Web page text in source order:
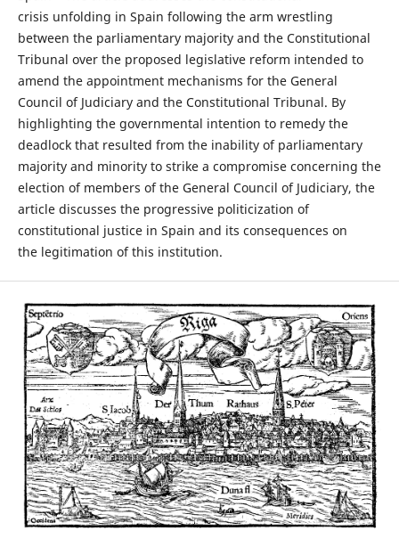
crisis unfolding in Spain following the arm wrestling
between the parliamentary majority and the Constitutional
Tribunal over the proposed legislative reform intended to
amend the appointment mechanisms for the General
Council of Judiciary and the Constitutional Tribunal. By
highlighting the governmental intention to remedy the
deadlock that resulted from the inability of parliamentary
majority and minority to strike a compromise concerning the
election of members of the General Council of Judiciary, the
article discusses the progressive politicization of
constitutional justice in Spain and its consequences on
the legitimation of this institution.